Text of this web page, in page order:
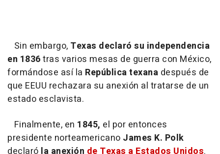
Sin embargo, Texas declaró su independencia
en 1836tras varios mesas de guerra con México,
formándose así la República texana después de
que EEUU rechazara su anexión al tratarse de un
estado esclavista.
Finalmente, en 1845, el por entonces
presidente norteamericano James K. Polk
declaró la anexión de Texas a Estados Unidos.